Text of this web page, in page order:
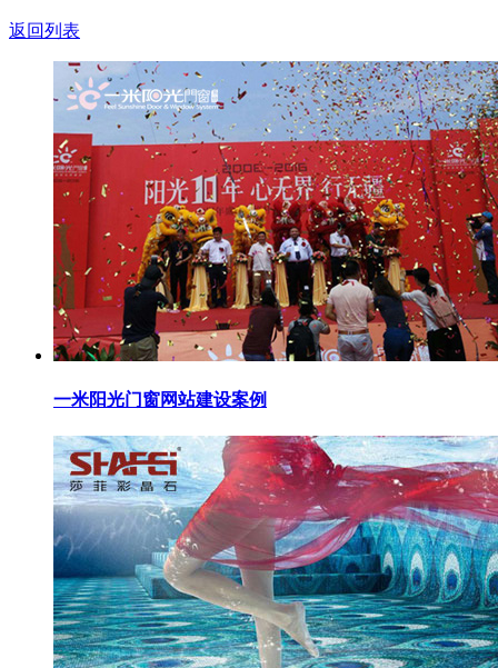
返回列表
一米阳光门窗网站建设案例